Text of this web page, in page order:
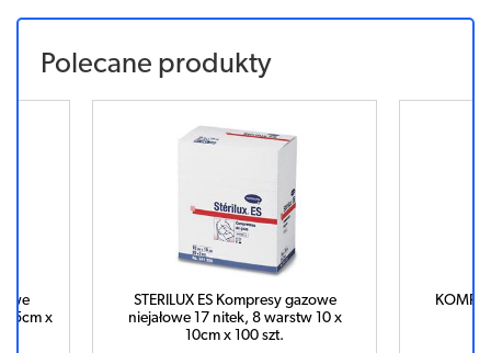
Polecane produkty
gazowe
warstw 10 x
KOMPRESY niejał. 10x10cm 8w x
100szt.